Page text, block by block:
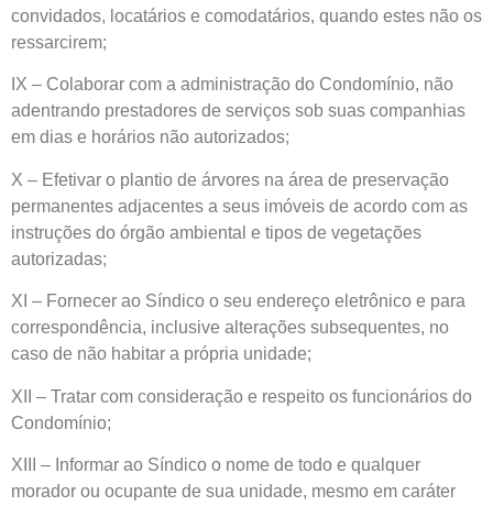
convidados, locatários e comodatários, quando estes não os
ressarcirem;
IX – Colaborar com a administração do Condomínio, não
adentrando prestadores de serviços sob suas companhias
em dias e horários não autorizados;
X – Efetivar o plantio de árvores na área de preservação
permanentes adjacentes a seus imóveis de acordo com as
instruções do órgão ambiental e tipos de vegetações
autorizadas;
XI – Fornecer ao Síndico o seu endereço eletrônico e para
correspondência, inclusive alterações subsequentes, no
caso de não habitar a própria unidade;
XII – Tratar com consideração e respeito os funcionários do
Condomínio;
XIII – Informar ao Síndico o nome de todo e qualquer
morador ou ocupante de sua unidade, mesmo em caráter